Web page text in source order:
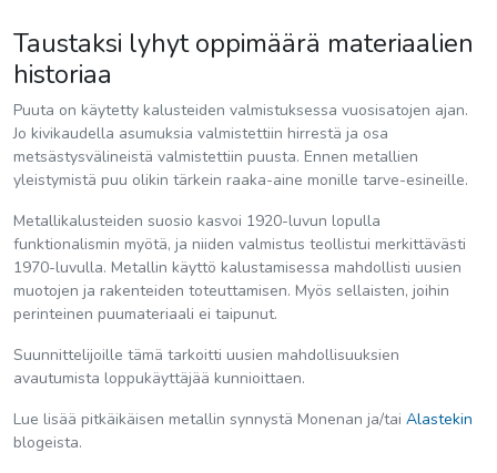
Taustaksi lyhyt oppimäärä materiaalien
historiaa
Puuta on käytetty kalusteiden valmistuksessa vuosisatojen ajan.
Jo kivikaudella asumuksia valmistettiin hirrestä ja osa
metsästysvälineistä valmistettiin puusta. Ennen metallien
yleistymistä puu olikin tärkein raaka-aine monille tarve-esineille.
Metallikalusteiden suosio kasvoi 1920-luvun lopulla
funktionalismin myötä, ja niiden valmistus teollistui merkittävästi
1970-luvulla. Metallin käyttö kalustamisessa mahdollisti uusien
muotojen ja rakenteiden toteuttamisen. Myös sellaisten, joihin
perinteinen puumateriaali ei taipunut.
Suunnittelijoille tämä tarkoitti uusien mahdollisuuksien
avautumista loppukäyttäjää kunnioittaen.
Lue lisää pitkäikäisen metallin synnystä Monenan ja/tai Alastekin
blogeista.